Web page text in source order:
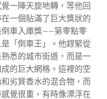
一陣天旋地轉，等他回
一個貼滿了巨大獎狀的
車入庫獎——第零點零
「倒車王」。他趕緊從
悉的城市街道，而是一
的巨大網格。這裡的空
劣質香水的混合物，而
覺很重，有時像漂浮在